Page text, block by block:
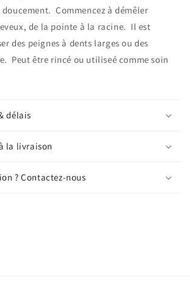
doucement. Commencez à démêler
de la pointe à la racine. Il est
des peignes à dents larges ou des
Peut être rincé ou utiliseé comme soin
délais
la livraison
? Contactez-nous